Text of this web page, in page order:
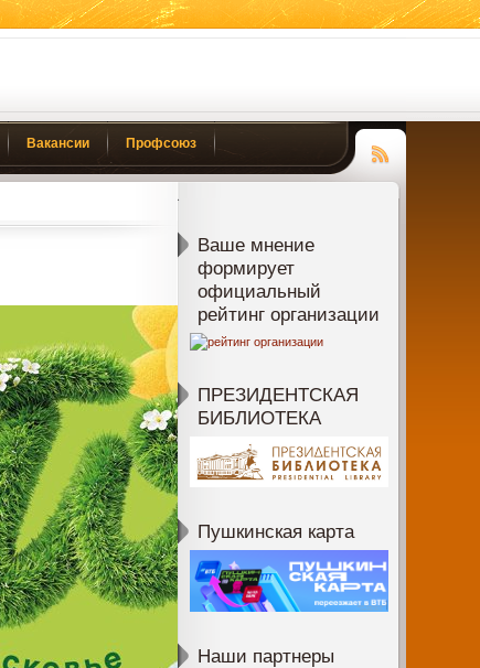
Вакансии Профсоюз
Чтение
Ваше мнение
формирует
официальный
рейтинг организации
ПРЕЗИДЕНТСКАЯ
БИБЛИОТЕКА
Пушкинская карта
Наши партнеры